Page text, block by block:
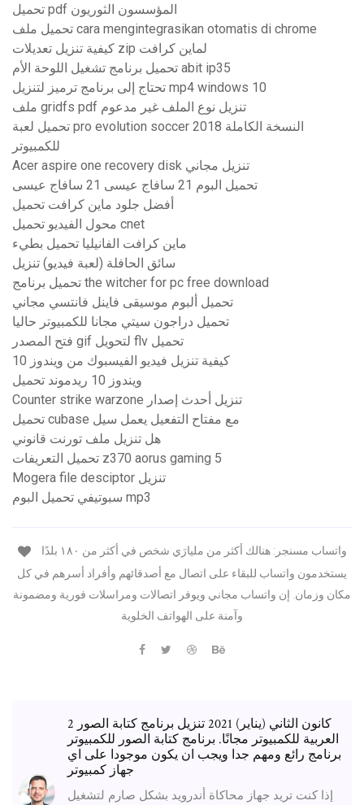
تحميل pdf المؤسسون الثوريون
تحميل ملف cara mengintegrasikan otomatis di chrome
كيفية تنزيل تعديلات zip لماين كرافت
تحميل برنامج تشغيل اللوحة الأم abit ip35
تحتاج إلى برنامج ترميز لتنزيل mp4 windows 10
ملف gridfs pdf تنزيل نوع الملف غير مدعوم
تحميل لعبة pro evolution soccer 2018 النسخة الكاملة
للكمبيوتر
Acer aspire one recovery disk تنزيل مجاني
تحميل البوم 21 سافاج عيسى 21 سافاج عيسى
أفضل جلود ماين كرافت تحميل
محول الفيديو تحميل cnet
ماين كرافت الفانيليا تحميل بطيء
سائق الحافلة (لعبة فيديو) تنزيل
تحميل برنامج the witcher for pc free download
تحميل ألبوم موسيقى فاينل فانتسي مجاني
تحميل دراجون سيتي مجانا للكمبيوتر حاليا
فتح المصدر gif لتحويل flv تحميل
كيفية تنزيل فيديو الفيسبوك من ويندوز 10
ويندوز 10 ريدموند تحميل
Counter strike warzone تنزيل أحدث إصدار
تحميل cubase مع مفتاح التفعيل يعمل سيل
هل تنزيل ملف تورنت قانوني
تحميل التعريفات z370 aorus gaming 5
Mogera file desciptor تنزيل
سبوتيفي تحميل البوم mp3
يستخدمون واتساب للبقاء على اتصال مع أصدقائهم وأفراد أسرهم في كل
مكان وزمان. إن واتساب مجاني ويوفر اتصالات ومراسلات فورية ومضمونة
وآمنة على الهواتف الخلوية
2 كانون الثاني (يناير) 2021 تنزيل برنامج كتابة الصور
العربية للكمبيوتر مجانًا. برنامج كتابة الصور للكمبيوتر
برنامج رائع ومهم جدا ويجب ان يكون موجودا على اي
إذا كنت تريد جهاز محاكاة أندرويد بشكل صارم لتشغيل